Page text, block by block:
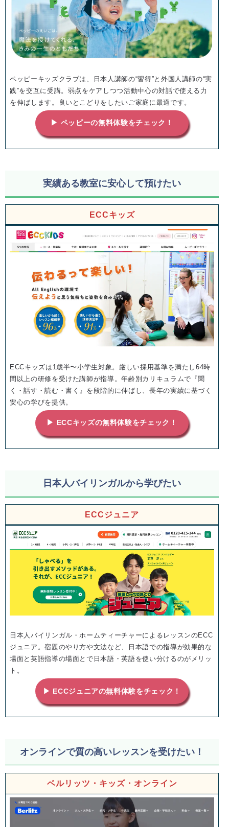
ペッピーキッズクラブは、日本人講師の“習得”と外国人講師の“実
践”を交互に受講。弱点をケアしつつ活動中心の対話で使える力
を伸ばします。良いとこどりをしたいご家庭に最適です。
▶ ペッピーの無料体験をチェック！
実績ある教室に安心して預けたい
ECCキッズ
ECCキッズは1歳半〜小学生対象。厳しい採用基準を満たし64時
間以上の研修を受けた講師が指導。年齢別カリキュラムで『聞
く・話す・読む・書く』を段階的に伸ばし、長年の実績に基づく
安心の学びを提供。
▶ ECCキッズの無料体験をチェック！
日本人バイリンガルから学びたい
ECCジュニア
日本人バイリンガル・ホームティーチャーによるレッスンのECC
ジュニア。宿題のやり方や文法など、日本語での指導が効果的な
場面と英語指導の場面とで日本語・英語を使い分けるのがメリッ
ト。
▶ ECCジュニアの無料体験をチェック！
オンラインで質の高いレッスンを受けたい！
ベルリッツ・キッズ・オンライン